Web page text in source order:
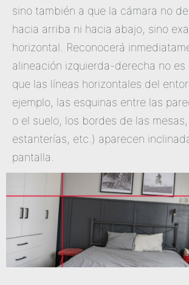
sino también a que la cámara no
hacia arriba ni hacia abajo, sino
horizontal. Reconocerá
alineación izquierda-derecha no es
que las líneas horizontales del
ejemplo, las esquinas entre las
o el suelo, los bordes de las
estanterías, etc.) aparecen
pantalla.